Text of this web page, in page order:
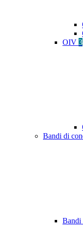
OIV 3
Bandi di
Bandi